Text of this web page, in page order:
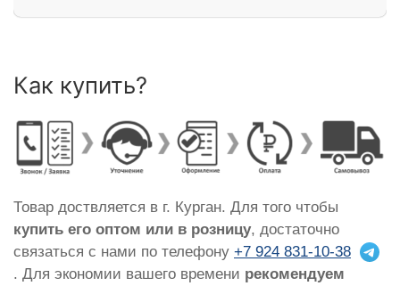
Как купить?
Товар доствляется в г. Курган. Для того чтобы
купить его оптом или в розницу, достаточно
связаться с нами по телефону +7 924 831-10-38
. Для экономии вашего времени рекомендуем